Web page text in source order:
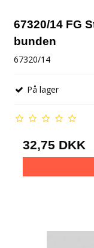
67320/14 FG
bunden
67320/14
På lager
32,75 DKK